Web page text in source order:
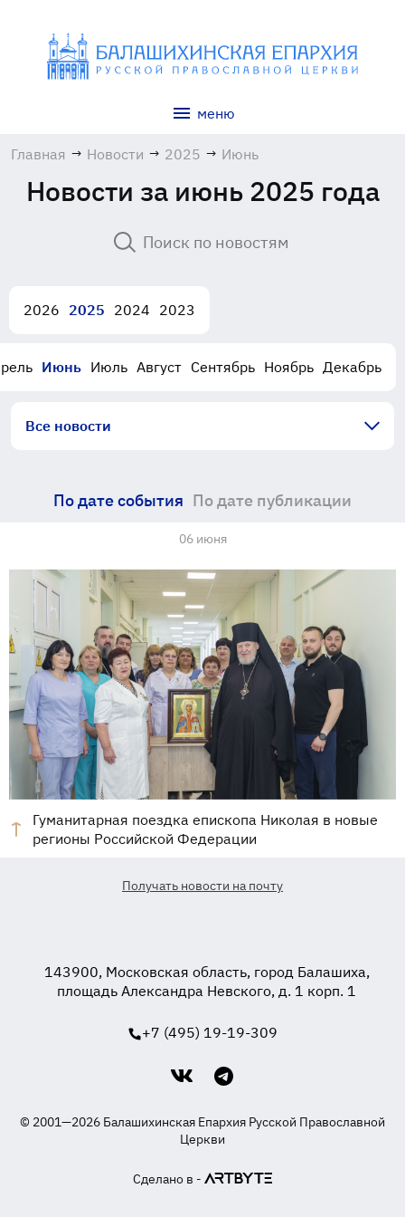
меню
Главная → Новости → 2025 → Июнь
Новости за июнь 2025 года
2026 2025 2024 2023
Июнь Июль Август Сентябрь Ноябрь Декабрь
Все новости
По дате события По дате публикации
06 июня
Гуманитарная поездка епископа Николая в новые
регионы Российской Федерации
Получать новости на почту
143900, Московская область, город Балашиха,
площадь Александра Невского, д. 1 корп. 1
+7 (495) 19-19-309
© 2001—2026 Балашихинская Епархия Русской Православной
Церкви
Сделано в -